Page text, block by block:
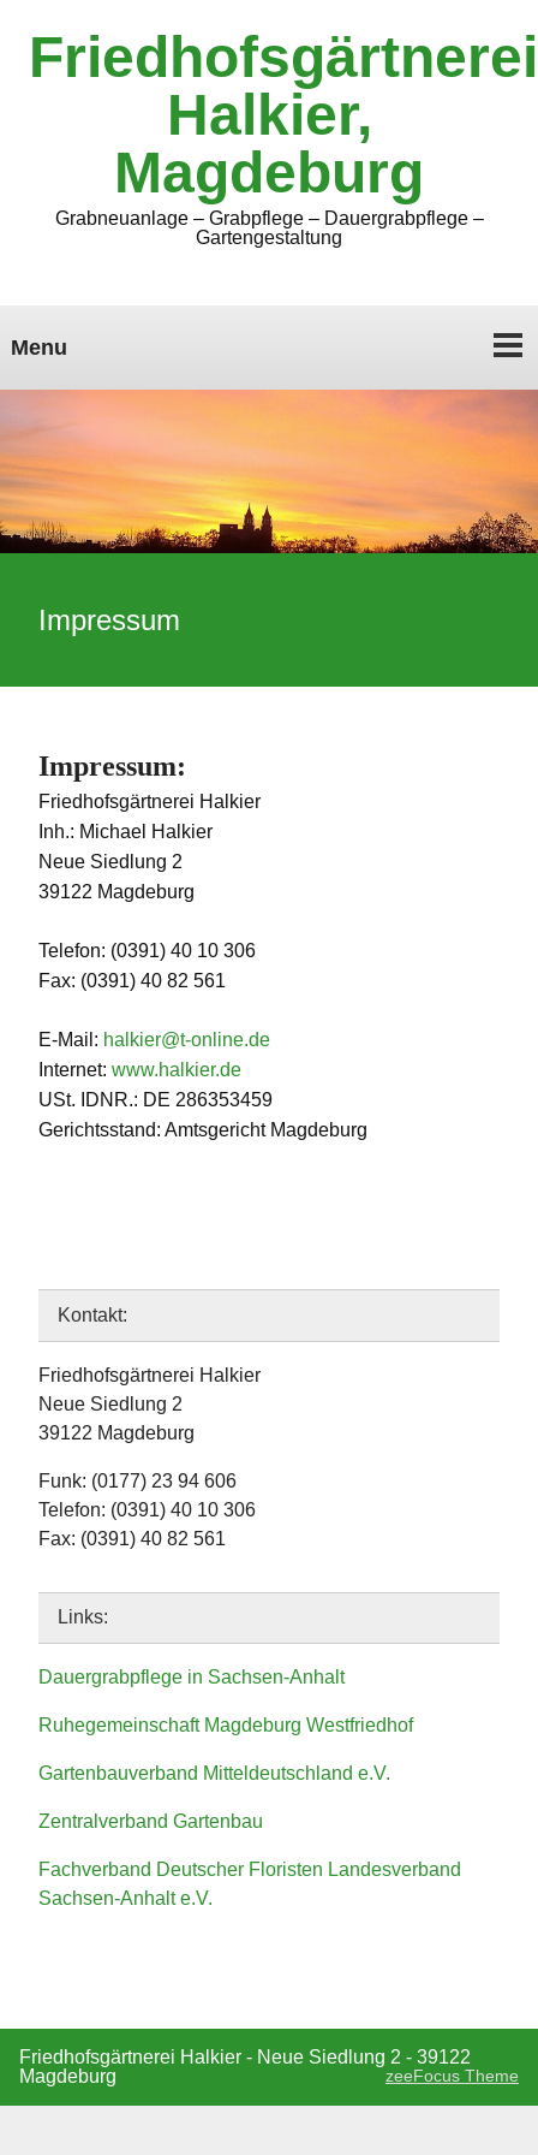
Friedhofsgärtnerei
Halkier,
Magdeburg
Grabneuanlage – Grabpflege – Dauergrabpflege –
Gartengestaltung
Menu
Impressum
Impressum:
Friedhofsgärtnerei Halkier
Inh.: Michael Halkier
Neue Siedlung 2
39122 Magdeburg
Telefon: (0391) 40 10 306
Fax: (0391) 40 82 561
E-Mail: halkier@t-online.de
Internet: www.halkier.de
USt. IDNR.: DE 286353459
Gerichtsstand: Amtsgericht Magdeburg
Kontakt:
Friedhofsgärtnerei Halkier
Neue Siedlung 2
39122 Magdeburg
Funk: (0177) 23 94 606
Telefon: (0391) 40 10 306
Fax: (0391) 40 82 561
Links:
Dauergrabpflege in Sachsen-Anhalt
Ruhegemeinschaft Magdeburg Westfriedhof
Gartenbauverband Mitteldeutschland e.V.
Zentralverband Gartenbau
Fachverband Deutscher Floristen Landesverband
Sachsen-Anhalt e.V.
Friedhofsgärtnerei Halkier - Neue Siedlung 2 - 39122
Magdeburg
zeeFocus Theme